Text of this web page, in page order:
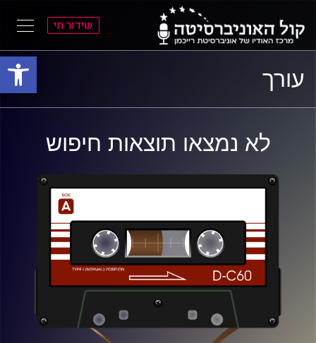
פתח
התפריט
הראשי
התוכן
הראשי
שידור חי
עורך
לא נמצאו תוצאות חיפוש